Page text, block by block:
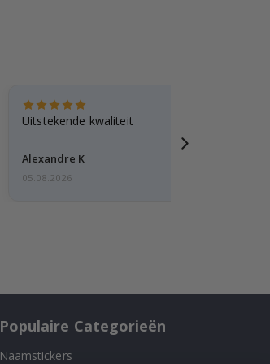
Uitstekende kwaliteit
Alexandre K
05.08.2026
Populaire Categorieën
Naamstickers